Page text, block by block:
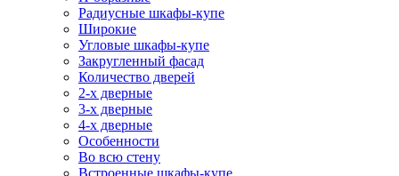
Радиусные шкафы-купе
Широкие
Угловые шкафы-купе
Закругленный фасад
Количество дверей
2-х дверные
3-х дверные
4-х дверные
Особенности
Во всю стену
Встроенные шкафы-купе